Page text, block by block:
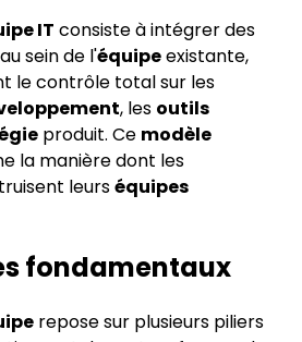
IT consiste à intégrer des
sein de l'équipeexistante,
le contrôle total sur les
, les outils
produit. Ce modèle
la manière dont les
leurséquipes
fondamentaux
repose sur plusieurs piliers